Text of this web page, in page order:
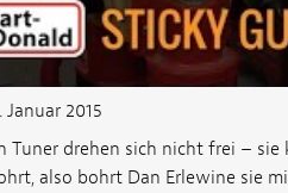
2015
Tuner drehen sich nicht frei –
also bohrt Dan Erlewine sie